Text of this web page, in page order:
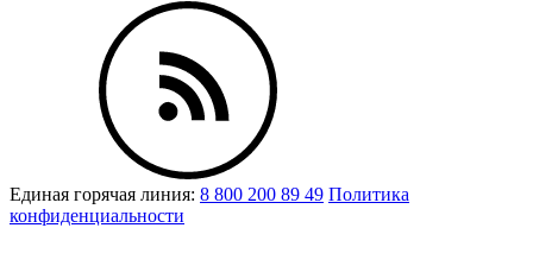
Единая горячая линия: 8 800 200 89 49 Политика
конфиденциальности